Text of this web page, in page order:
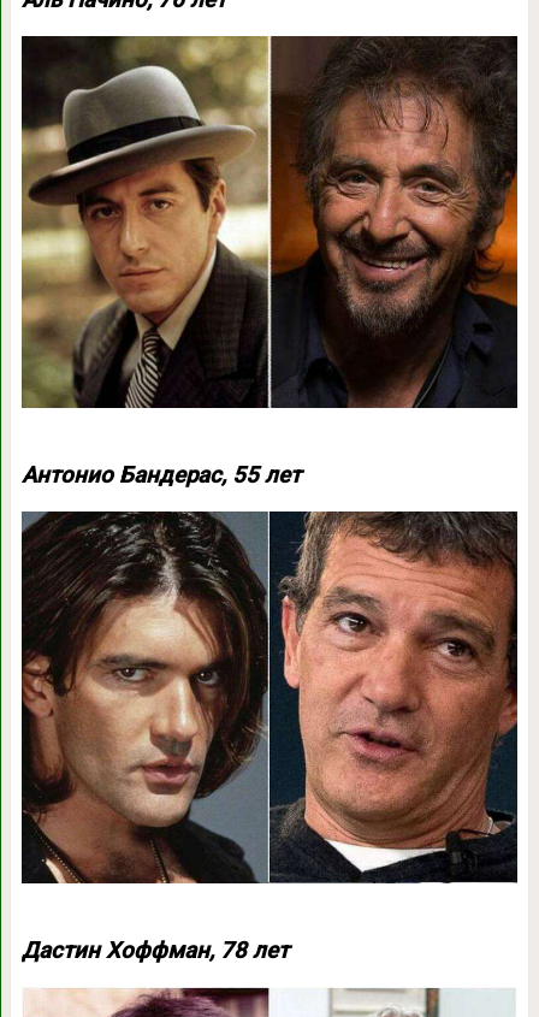
Антонио Бандерас, 55 лет
Дастин Хоффман, 78 лет